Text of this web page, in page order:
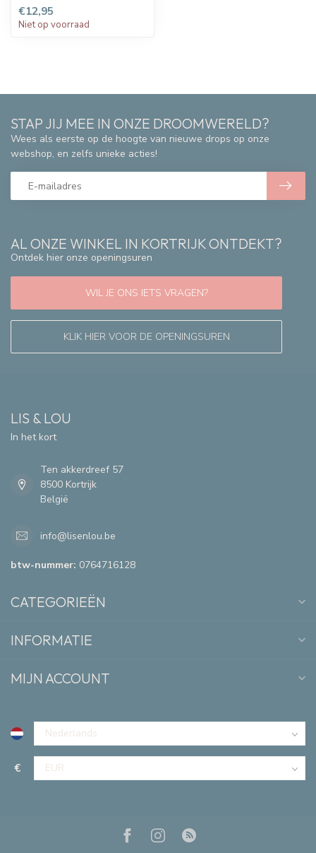
€12,95
Niet op voorraad
AL ONZE WINKEL IN KORTRIJK ONTDEKT?
Ontdek hier onze openingsuren
WIL JE ONS IETS VRAGEN?
KLIK HIER VOOR DE OPENINGSUREN
STAP JIJ MEE IN ONZE DROOMWERELD?
Wees als eerste op de hoogte van nieuwe drops op onze
webshop, en zelfs unieke acties!
LIS & LOU
In het kort
Ten akkerdreef 57
8500 Kortrijk
België
info@lisenlou.be
btw-nummer: 0764716128
CATEGORIEËN
INFORMATIE
MIJN ACCOUNT
€